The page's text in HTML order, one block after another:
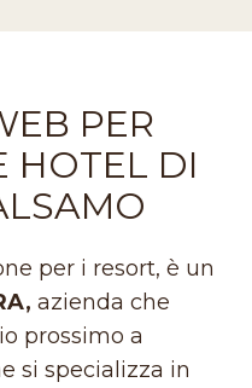
PER
HOTEL DI
per i resort, è un
azienda che
prossimo a
si specializza in